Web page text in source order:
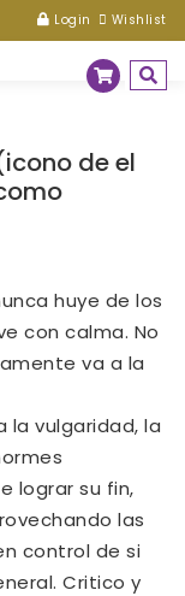
Login Wishlist
de el
huye de los
con calma. No
va a la
la vulgaridad, la
lograr su fin,
las
control de si
Critico y